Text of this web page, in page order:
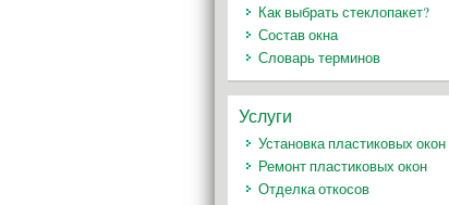
Как выбрать стеклопакет?
Состав окна
Словарь терминов
Услуги
Установка пластиковых окон
Ремонт пластиковых окон
Отделка откосов